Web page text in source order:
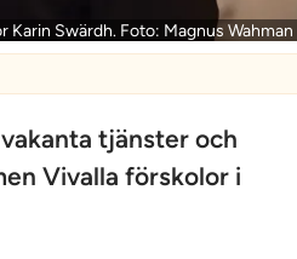
Swärdh. Foto: Magnus Wahman
tjänster och
Vivalla förskolor i